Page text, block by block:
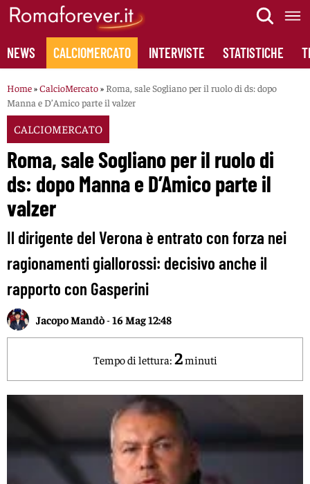
Skip
content
NEWS CALCIOMERCATO INTERVISTE STATISTICHE
Home»CalcioMercato» Roma, sale Sogliano per il ruolo di ds: dopo
Manna e D’Amico parte il valzer
CALCIOMERCATO
Roma, sale Sogliano per il ruolo di
ds: dopo Manna e D’Amico parte il
valzer
Il dirigente del Verona è entrato con forza nei
ragionamenti giallorossi: decisivo anche il
rapporto con Gasperini
Jacopo Mandò-16 Mag 12:48
Tempo di lettura: 2minuti